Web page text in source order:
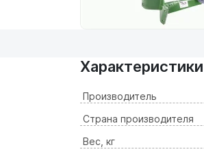
Характеристики
Производитель
Страна производителя
Вес, кг